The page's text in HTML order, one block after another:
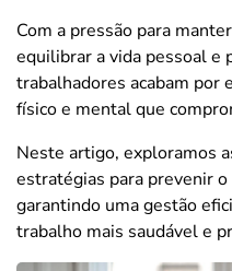
Com a pressão para
equilibrar a vida pessoal e
trabalhadores acabam
físico e mental que
Neste artigo, exploramos
estratégias para prevenir
garantindo uma gestão
trabalho mais saudável e